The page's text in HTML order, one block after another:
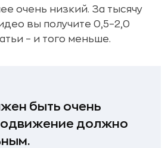
очень низкий. За тысячу
вы получите 0,5–2,0
– и того меньше.
быть очень
должно